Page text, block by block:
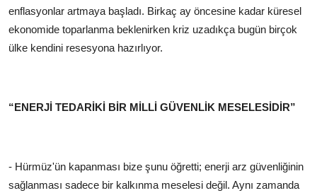
enflasyonlar artmaya başladı. Birkaç ay öncesine kadar küresel
ekonomide toparlanma beklenirken kriz uzadıkça bugün birçok
ülke kendini resesyona hazırlıyor.
“ENERJİ TEDARİKİ BİR MİLLİ GÜVENLİK MESELESİDİR”
- Hürmüz'ün kapanması bize şunu öğretti; enerji arz güvenliğinin
sağlanması sadece bir kalkınma meselesi değil. Aynı zamanda